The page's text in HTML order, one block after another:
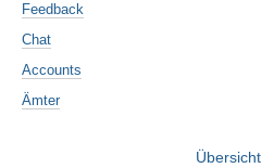
Feedback
Chat
Accounts
Ämter
Übersicht